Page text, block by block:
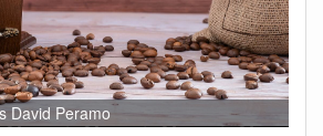
David Peramo